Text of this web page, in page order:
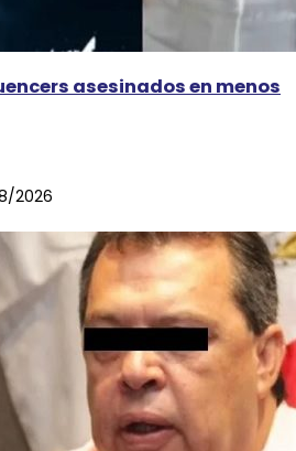
asesinados en menos
2026